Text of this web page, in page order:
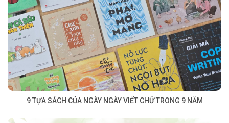
9 TỰA SÁCH CỦA NGÀY NGÀY VIẾT CHỮ TRONG 9 NĂM